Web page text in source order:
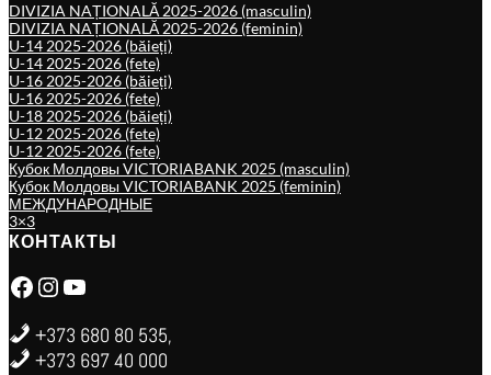
DIVIZIA NAȚIONALĂ 2025-2026 (masculin)
DIVIZIA NAȚIONALĂ 2025-2026 (feminin)
U-14 2025-2026 (băieți)
U-14 2025-2026 (fete)
U-16 2025-2026 (băieți)
U-16 2025-2026 (fete)
U-18 2025-2026 (băieți)
U-12 2025-2026 (fete)
U-12 2025-2026 (fete)
Кубок Молдовы VICTORIABANK 2025 (masculin)
Кубок Молдовы VICTORIABANK 2025 (feminin)
МЕЖДУНАРОДНЫЕ
3×3
КОНТАКТЫ
Facebook Instagram YouTube
+373 680 80 535,
+373 697 40 000